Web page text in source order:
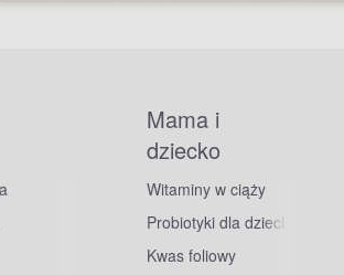
Mama i
dziecko
Witaminy w ciąży
Probiotyki dla dzieci
Kwas foliowy